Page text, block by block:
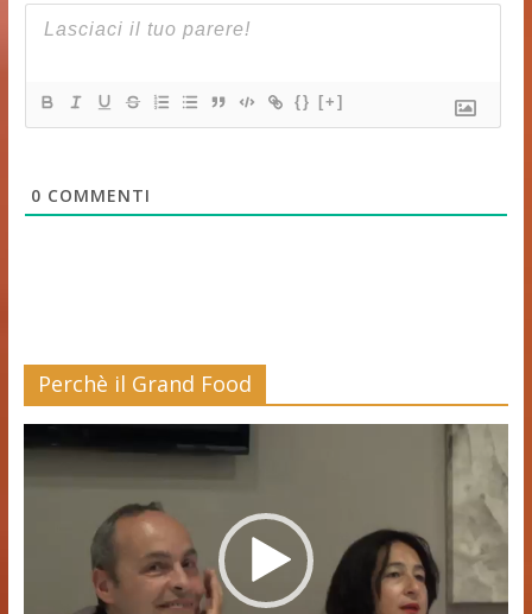
{} [+]
0 COMMENTI
Perchè il Grand Food
Player